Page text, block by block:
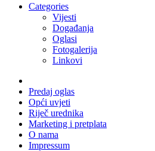
Categories
Vijesti
Događanja
Oglasi
Fotogalerija
Linkovi
Predaj oglas
Opći uvjeti
Riječ urednika
Marketing i pretplata
O nama
Impressum